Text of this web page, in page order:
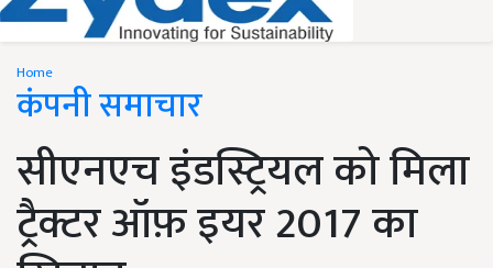
Home
कंपनी समाचार
सीएनएच इंडस्ट्रियल को मिला
ट्रैक्टर ऑफ़ इयर 2017 का